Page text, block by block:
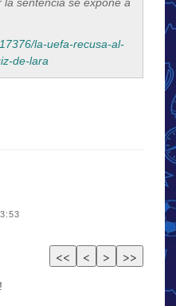
la-uefa-recusa-al-
de-lara